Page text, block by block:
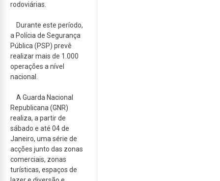
rodoviárias.
Durante este período,
a Polícia de Segurança
Pública (PSP) prevê
realizar mais de 1.000
operações a nível
nacional.
A Guarda Nacional
Republicana (GNR)
realiza, a partir de
sábado e até 04 de
Janeiro, uma série de
acções junto das zonas
comerciais, zonas
turísticas, espaços de